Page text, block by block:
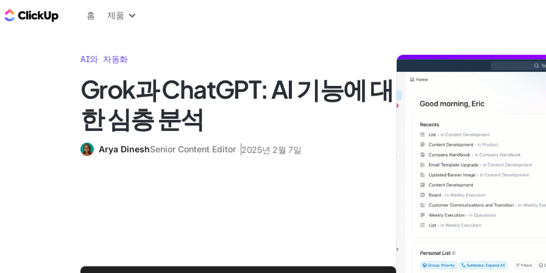
ClickUp 블로그
홈 제품
AI와 자동화
Grok과 ChatGPT: AI 기능에 대
한 심층 분석
Arya DineshSenior Content Editor 2025년 2월 7일